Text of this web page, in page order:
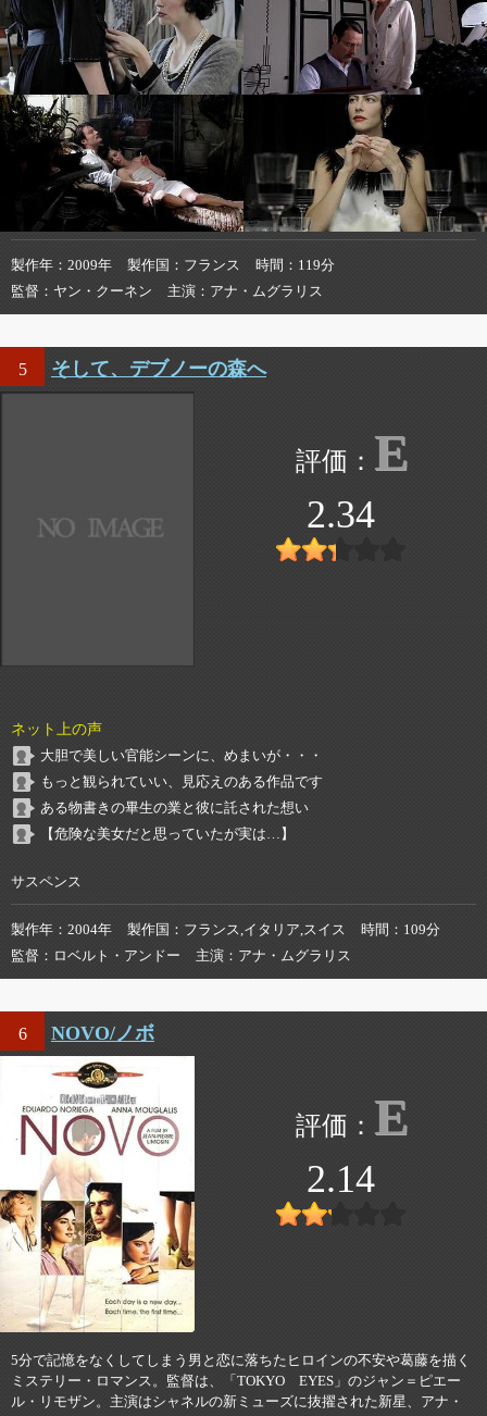
製作年 2009年 製作国 フランス 時間
119分
監督
ヤン・クーネン 主演 アナ・ムグラリス
5 そして、デブノーの森へ
E
2.34
ネット上の声
大胆で美しい官能シーンに、めまいが・・・
もっと観られていい、見応えのある作品です
ある物書きの畢生の業と彼に託された想い
【危険な美女だと思っていたが実は…】
サスペンス
製作年 2004年 製作国 フランス,イタリア,スイス 時間
109分
監督
ロベルト・アンドー 主演 アナ・ムグラリス
6 NOVO/ノボ
E
2.14
5分で記憶をなくしてしまう男と恋に落ちたヒロインの不安や葛藤を描く
ミステリー・ロマンス。監督は、「TOKYO EYES」のジャン＝ピエー
ル・リモザン。主演はシャネルの新ミューズに抜擢された新星、アナ・